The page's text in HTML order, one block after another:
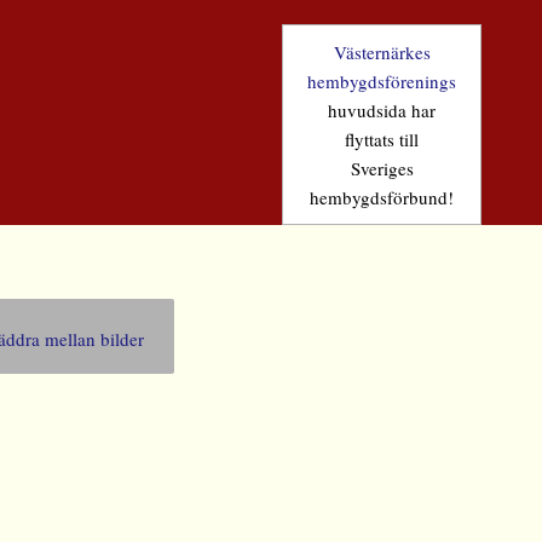
Västernärkes
hembygdsförenings
huvudsida har
flyttats till
Sveriges
hembygdsförbund!
mellan bilder